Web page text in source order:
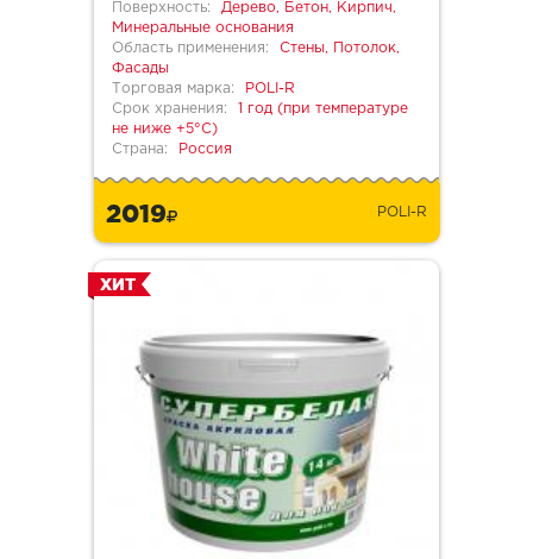
Поверхность:
Дерево, Бетон, Кирпич,
Минеральные основания
Область применения:
Стены, Потолок,
Фасады
Торговая марка:
POLI-R
Срок хранения:
1 год (при температуре
не ниже +5°С)
Страна:
Россия
2019 POLI-R
ХИТ